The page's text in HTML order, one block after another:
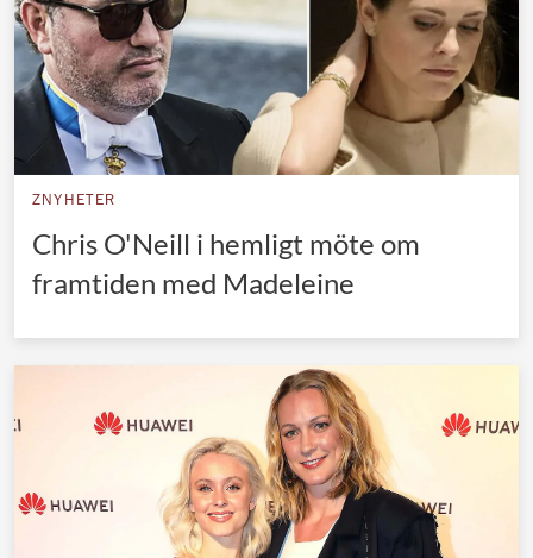
Jordanska kungahuset
Luxemburgska storhertighuset
Japanska kejsarhuset
Thailändska kungahuset
Monacos furstehus
ZNYHETER
Chris O'Neill i hemligt möte om
framtiden med Madeleine